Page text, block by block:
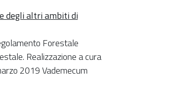
degli altri ambiti di
Forestale
Realizzazione a cura
2019 Vademecum